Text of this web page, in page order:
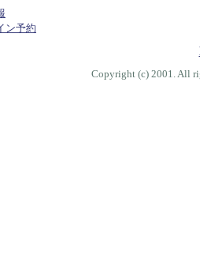
ン予約
Copyright (c) 2001. All